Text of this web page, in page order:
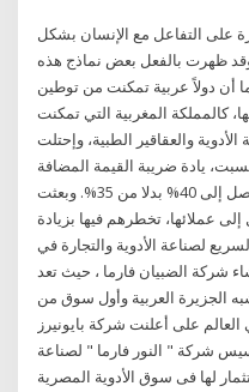
على التفاعل مع الإنسان بشكل
ظهرت بالفعل بعض نماذج هذه
أن دولاً عربية تمكنت من توطين
كالمملكة المغربية التي تمكنت
والعقاقير الطبية، وإحتلت
يادة ضريبة القيمة المضافة
على قطاع الاتصالات بنسبة 5% لتصل إلى 40% بدلا من 35%. وبعثت
عملائها، تخطرهم فيها بزيادة
لصناعة الأدوية والتجارة في
شركة الضبيان فارما ، حيث تعد
الجزيرة العربية وأول سوق من
على أعلنت شركة بايونيرز
شركة " النور فارما " لصناعة